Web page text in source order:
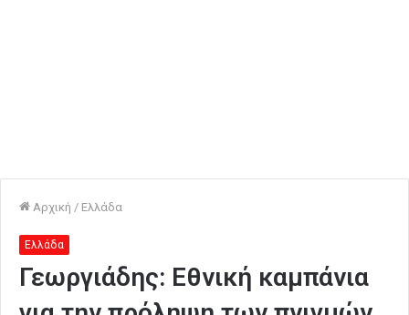
Αρχική / Ελλάδα
Ελλάδα
Γεωργιάδης: Εθνική καμπάνια